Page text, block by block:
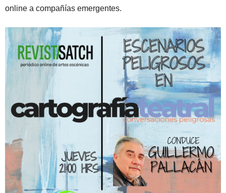
online a compañías emergentes.